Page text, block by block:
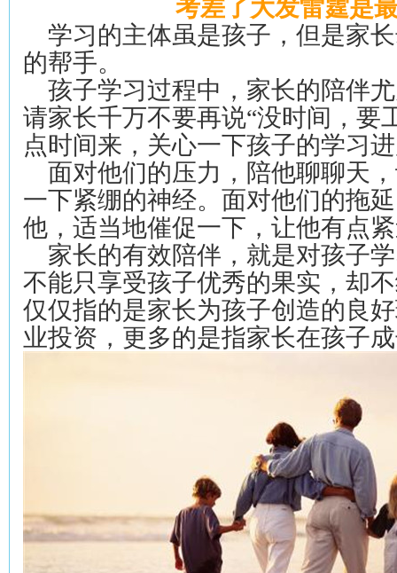
考差了大发雷霆是
学习的主体虽是孩子，但是家
的帮手。
孩子学习过程中，家长的陪伴
请家长千万不要再说“没时间，要
点时间来，关心一下孩子的学习
面对他们的压力，陪他聊聊天
一下紧绷的神经。面对他们的拖
他，适当地催促一下，让他有点
家长的有效陪伴，就是对孩子
不能只享受孩子优秀的果实，却
仅仅指的是家长为孩子创造的良
业投资，更多的是指家长在孩子